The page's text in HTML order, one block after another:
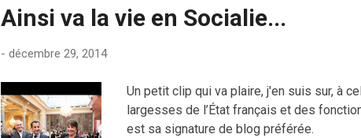
Ainsi va la vie en Socialie...
- décembre 29, 2014
Un petit clip qui va plaire, j'en suis sur, à
largesses de l’État français et des
est sa signature de blog préférée.